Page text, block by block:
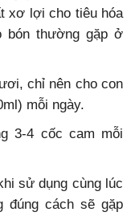
xơ lợi cho tiêu hóa
bón thường gặp ở
chỉ nên cho con
mỗi ngày.
3-4 cốc cam mỗi
sử dụng cùng lúc
đúng cách sẽ gặp